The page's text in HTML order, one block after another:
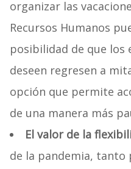
organizar las
Recursos Humanos
posibilidad de que los
deseen regresen a
opción que permite
de una manera más
El valor de la
de la pandemia, tanto